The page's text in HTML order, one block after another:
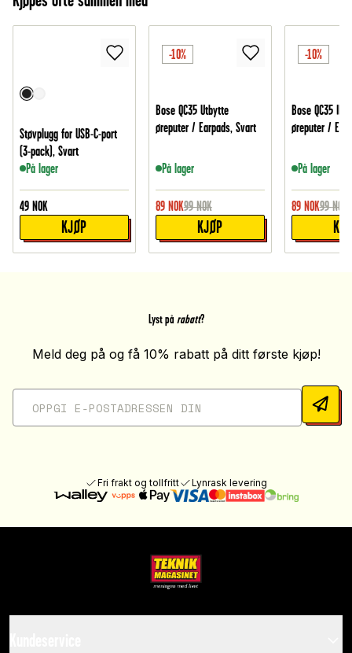
Støvplugg for USB-C-port
(3-pack), Svart
På lager
49 NOK
KJØP
-10%
Bose QC35 Utbytte
øreputer / Earpads, Svart
På lager
89 NOK99 NOK
KJØP
-10%
Bose QC35 II
øreputer /
På lager
89 NOK99 NOK
Lyst på rabatt?
Meld deg på og få 10% rabatt på ditt første kjøp!
Fri frakt og tollfritt Lynrask levering